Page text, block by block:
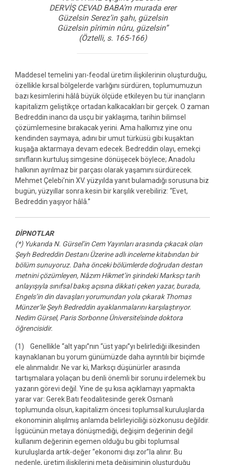
DERVİŞ CEVAD BABA’m murada erer
Güzelsin Serez’in şahı, güzelsin
Güzelsin pîrimin nûru, güzelsin”
(Öztelli, s. 165-166)
Maddesel temelini yarı-feodal üretim ilişkilerinin oluşturduğu,
özellikle kırsal bölgelerde varlığını sürdüren, toplumumuzun
bazı kesimlerini hâlâ büyük ölçüde etkileyen bu tür inançların
kapitalizm geliştikçe ortadan kalkacakları bir gerçek. O zaman
Bedreddin inancı da usçu bir yaklaşıma, tarihin bilimsel
çözümlemesine bırakacak yerini. Ama halkımız yine onu
kendinden saymaya, adını bir umut türküsü gibi kuşaktan
kuşağa aktarmaya devam edecek. Bedreddin olayı, emekçi
sınıfların kurtuluş simgesine dönüşecek böylece; Anadolu
halkının ayrılmaz bir parçası olarak yaşamını sürdürecek.
Mehmet Çelebi’nin XV. yüzyılda yanıt bulamadığı sorusuna biz
bugün, yüzyıllar sonra kesin bir karşılık verebiliriz: “Evet,
Bedreddin yaşıyor hâlâ.”
DİPNOTLAR
(*) Yukarıda N. Gürsel’in Cem Yayınları arasında çıkacak olan
Şeyh Bedreddin Destanı Üzerine adlı inceleme kitabından bir
bölüm sunuyoruz. Daha önceki bölümlerde doğrudan destan
metnini çözümleyen, Nâzım Hikmet’in şirindeki Marksçı tarih
anlayışıyla sınıfsal bakış açısına dikkati çeken yazar, burada,
Engels’in din davaşları yorumundan yola çıkarak Thomas
Münzer’le Şeyh Bedreddin ayaklanmalarını karşılaştırıyor.
Nedim Gürsel, Paris Sorbonne Üniversite’sinde doktora
öğrencisidir.
(1) Genellikle “alt yapı”nın “üst yapı”yı belirlediği ilkesinden
kaynaklanan bu yorum günümüzde daha ayrıntılı bir biçimde
ele alınmalıdır. Ne var ki, Marksçı düşünürler arasında
tartışmalara yolaçan bu denli önemli bir sorunu irdelemek bu
yazarın görevi değil. Yine de şu kısa açıklamayı yapmakta
yarar var: Gerek Batı feodalitesinde gerek Osmanlı
toplumunda olsun, kapitalizm öncesi toplumsal kuruluşlarda
ekonominin alışılmış anlamda belirleyiciliği sözkonusu değildir.
İşgücünün metaya dönüşmediği, değişim değerinin değil
kullanım değerinin egemen olduğu bu gibi toplumsal
kuruluşlarda artık-değer “ekonomi dışı zor”la alınır. Bu
nedenle, üretim ilişkilerini meta değişiminin oluşturduğu